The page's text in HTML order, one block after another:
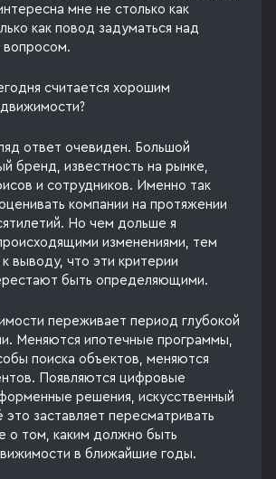
мне не столько как
как повод задуматься над
считается хорошим
ответ очевиден. Большой
бренд, известность на рынке,
и сотрудников. Именно так
компании на протяжении
Но чем дольше я
изменениями, тем
выводу, что эти критерии
быть определяющими.
переживает период глубокой
Меняются ипотечные программы,
поиска объектов, меняются
Появляются цифровые
решения, искусственный
это заставляет пересматривать
о том, каким должно быть
в ближайшие годы.